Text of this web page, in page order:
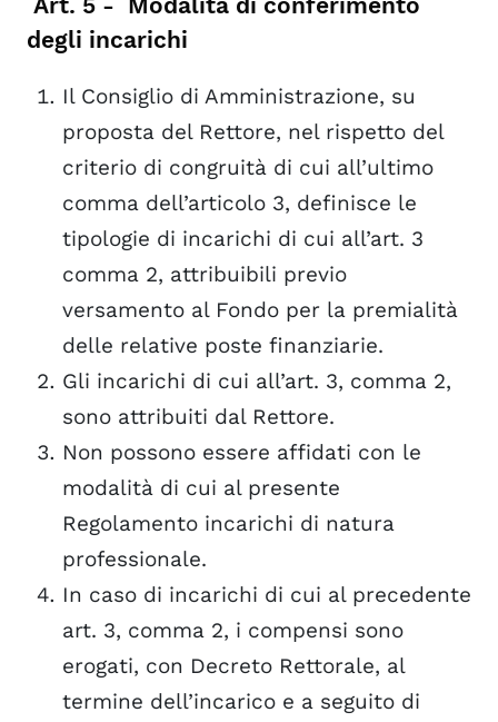
degli incarichi
Il Consiglio di Amministrazione, su
proposta del Rettore, nel rispetto del
criterio di congruità di cui all’ultimo
comma dell’articolo 3, definisce le
tipologie di incarichi di cui all’art. 3
comma 2, attribuibili previo
versamento al Fondo per la premialità
delle relative poste finanziarie.
Gli incarichi di cui all’art. 3, comma 2,
sono attribuiti dal Rettore.
Non possono essere affidati con le
modalità di cui al presente
Regolamento incarichi di natura
professionale.
In caso di incarichi di cui al precedente
art. 3, comma 2, i compensi sono
erogati, con Decreto Rettorale, al
termine dell’incarico e a seguito di